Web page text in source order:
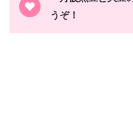
うぞ！